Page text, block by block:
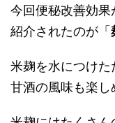
今回便秘改善効
紹介されたのが「
米麹を水につけた
甘酒の風味も楽し